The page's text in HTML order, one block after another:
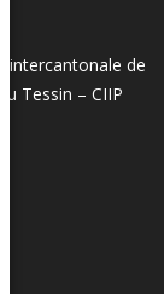
intercantonale de
Tessin – CIIP